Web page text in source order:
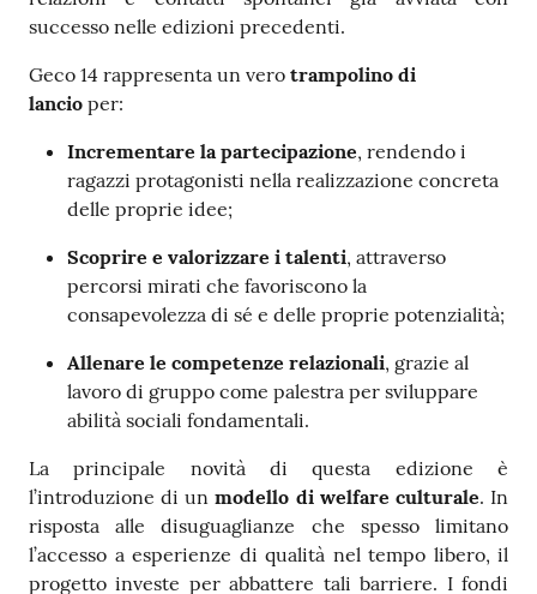
successo nelle edizioni precedenti.
Geco 14 rappresenta un vero trampolino di
lancio per:
Incrementare la partecipazione, rendendo i
ragazzi protagonisti nella realizzazione concreta
delle proprie idee;
Scoprire e valorizzare i talenti, attraverso
percorsi mirati che favoriscono la
consapevolezza di sé e delle proprie potenzialità;
Allenare le competenze relazionali, grazie al
lavoro di gruppo come palestra per sviluppare
abilità sociali fondamentali.
La principale novità di questa edizione è
l’introduzione di unmodello di welfare culturale. In
risposta alle disuguaglianze che spesso limitano
l’accesso a esperienze di qualità nel tempo libero, il
progetto investe per abbattere tali barriere. I fondi